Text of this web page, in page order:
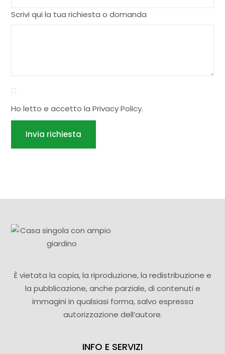
Scrivi qui la tua richiesta o domanda
Ho letto e accetto laPrivacy Policy.
Invia richiesta
È vietata la copia, la riproduzione, la redistribuzione e
la pubblicazione, anche parziale, di contenuti e
immagini in qualsiasi forma, salvo espressa
autorizzazione dell’autore.
INFO E SERVIZI